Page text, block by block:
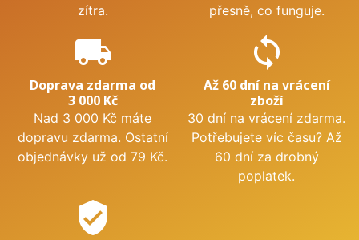
zítra.
přesně, co funguje.
local_shipping
Doprava zdarma od
3 000 Kč
Nad 3 000 Kč máte
dopravu zdarma. Ostatní
objednávky už od 79 Kč.
sync
Až 60 dní na vrácení
zboží
30 dní na vrácení zdarma.
Potřebujete víc času? Až
60 dní za drobný
poplatek.
verified_user